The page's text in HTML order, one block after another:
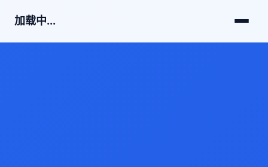
加载中...